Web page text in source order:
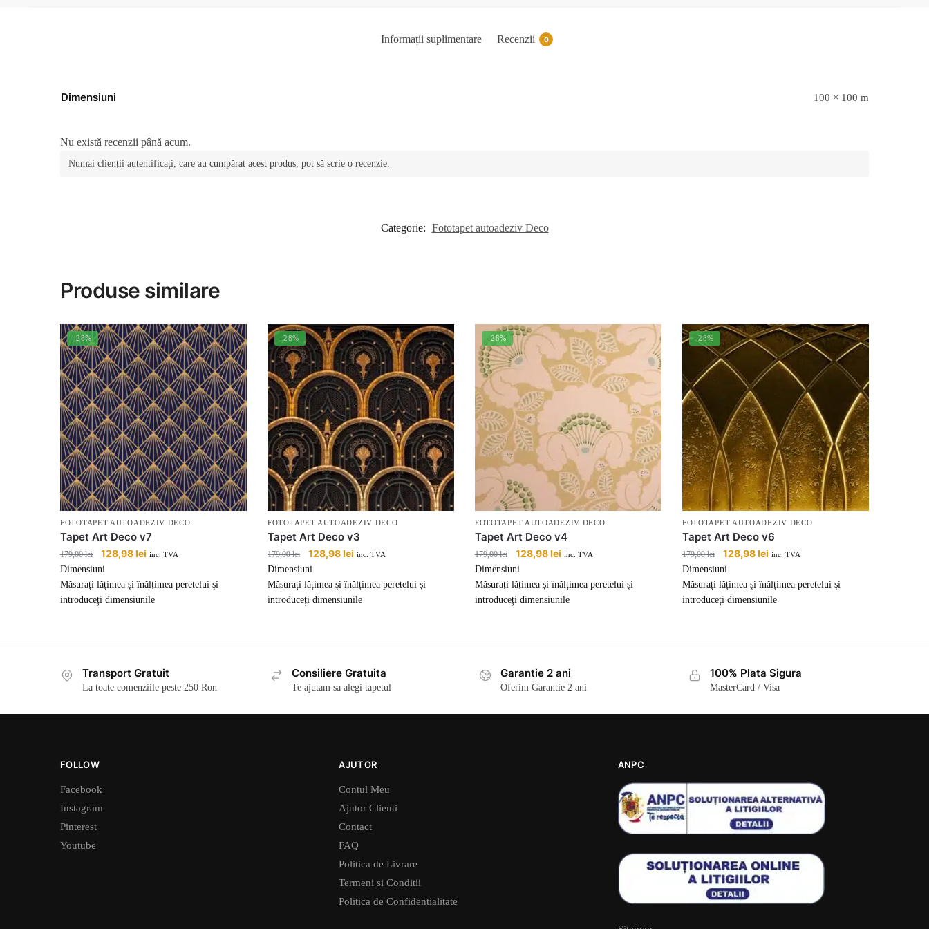
Informații suplimentare Recenzii 0
Dimensiuni 100 × 100 m
Nu există recenzii până acum.
Numai clienții autentificați, care au cumpărat acest produs, pot să scrie o recenzie.
Categorie: Fototapet autoadeziv Deco
Produse similare
-28%
FOTOTAPET AUTOADEZIV DECO
Tapet Art Deco v7
179,00lei
Prețul
inițial
a
fost:
128,98lei Prețul
este:
128,98 lei.
inc. TVA
Dimensiuni
Măsurați lățimea și înălțimea peretelui și
introduceți dimensiunile
-28%
FOTOTAPET AUTOADEZIV DECO
Tapet Art Deco v3
179,00lei
Prețul
inițial
a
fost:
128,98lei Prețul
este:
128,98 lei.
inc. TVA
Dimensiuni
Măsurați lățimea și înălțimea peretelui și
introduceți dimensiunile
-28%
FOTOTAPET AUTOADEZIV DECO
Tapet Art Deco v4
179,00lei
Prețul
inițial
a
fost:
128,98leiPrețul
este:
128,98 lei.
inc. TVA
Dimensiuni
Măsurați lățimea și înălțimea peretelui și
introduceți dimensiunile
-28%
FOTOTAPET AUTOADEZIV DECO
Tapet Art Deco v6
179,00lei
Prețul
inițial
a
fost:
128,98leiPrețul
este:
128,98 lei.
inc. TVA
Dimensiuni
Măsurați lățimea și înălțimea peretelui și
introduceți dimensiunile
Transport Gratuit
La toate comenziile peste 250 Ron
Consiliere Gratuita
Te ajutam sa alegi tapetul
Garantie 2 ani
Oferim Garantie 2 ani
100% Plata Sigura
MasterCard / Visa
FOLLOW
Facebook
Instagram
Pinterest
Youtube
AJUTOR
Contul Meu
Ajutor Clienti
Contact
FAQ
Politica de Livrare
Termeni si Conditii
Politica de Confidentialitate
ANPC